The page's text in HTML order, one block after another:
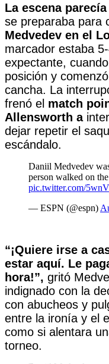
La escena
se preparaba para
Medvedev en el
marcador estaba
expectante,
posición y
cancha. La
frenó el match
Allensworth a
dejar repetir el
escándalo.
Daniil Medvedev
person walked on
pic.twitter.com/
— ESPN (@espn)
“¡Quiere irse a
estar aquí. Le
hora!”, gritó
indignado con la
con abucheos y
entre la ironía y el
como si alentara
torneo.